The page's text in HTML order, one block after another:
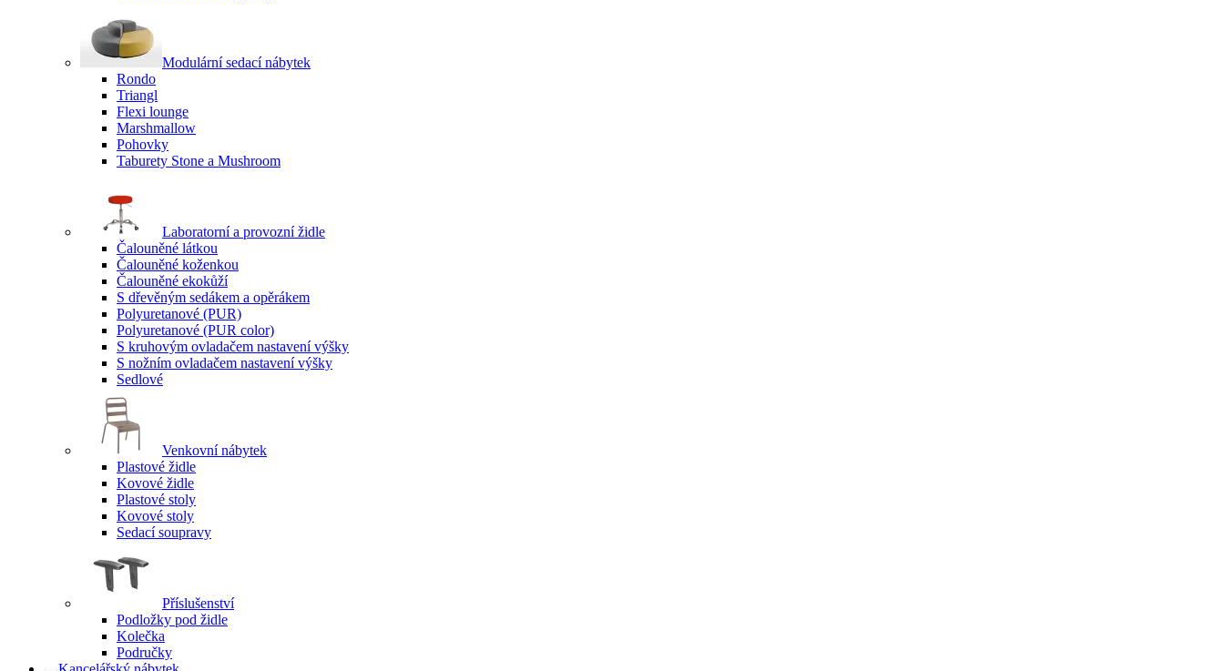
Modulární sedací nábytek
Rondo
Triangl
Flexi lounge
Marshmallow
Pohovky
Taburety Stone a Mushroom
Laboratorní a provozní židle
Čalouněné látkou
Čalouněné koženkou
Čalouněné ekokůží
S dřevěným sedákem a opěrákem
Polyuretanové (PUR)
Polyuretanové (PUR color)
S kruhovým ovladačem nastavení výšky
S nožním ovladačem nastavení výšky
Sedlové
Venkovní nábytek
Plastové židle
Kovové židle
Plastové stoly
Kovové stoly
Sedací soupravy
Příslušenství
Podložky pod židle
Kolečka
Područky